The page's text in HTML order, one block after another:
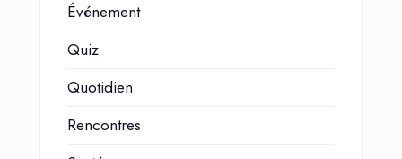
Événement
Quiz
Quotidien
Rencontres